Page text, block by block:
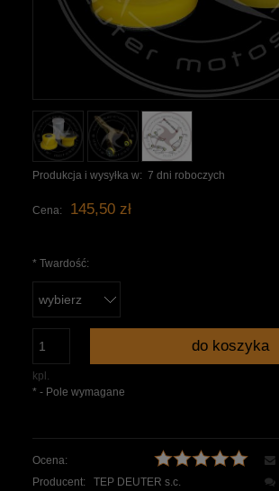
Produkcja i wysyłka w: 7 dni roboczych
Cena: 145,50 zł
* Twardość:
kpl.
do koszyka
* - Pole wymagane
Ocena:
Producent:
TEP DEUTER s.c.